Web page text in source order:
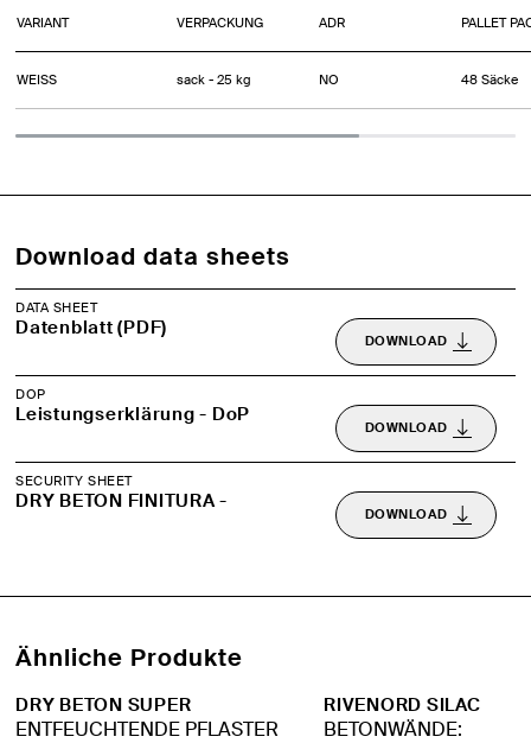
VARIANT VERPACKUNG ADR PALLET
WEISS sack - 25 kg NO 48 Säcke
Download data sheets
DATA SHEET
Datenblatt (PDF)
DOWNLOAD
DOP
Leistungserklärung - DoP
DOWNLOAD
SECURITY SHEET
DRY BETON FINITURA -
DOWNLOAD
Ähnliche Produkte
DRY BETON SUPER
ENTFEUCHTENDE PFLASTER
RIVENORD SILAC
BETONWÄNDE: